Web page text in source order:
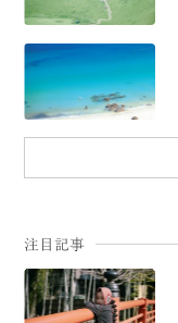
注目記事